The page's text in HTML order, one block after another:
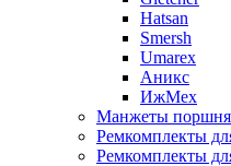
Hatsan
Smersh
Umarex
Аникс
ИжМех
Манжеты поршня
Ремкомплекты
Ремкомплекты